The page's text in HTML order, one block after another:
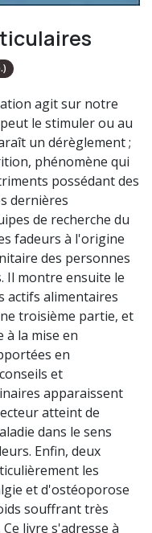
agit sur notre
le stimuler ou au
un dérèglement ;
phénomène qui
possédant des
dernières
de recherche du
fadeurs à l'origine
des personnes
Il montre ensuite le
actifs alimentaires
troisième partie, et
à la mise en
en
et
apparaissent
atteint de
dans le sens
Enfin, deux
les
et d'ostéoporose
souffrant très
livre s'adresse à